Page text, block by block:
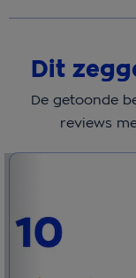
Dit
De getoonde
reviews